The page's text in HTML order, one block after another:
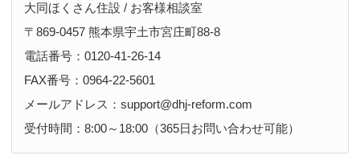
大同ほくさん住設 / お客様相談室
〒869-0457 熊本県宇土市宮庄町88-8
電話番号： 0120-41-26-14
FAX番号：0964-22-5601
メールアドレス：support@dhj-reform.com
受付時間：8:00～18:00（365日お問い合わせ可能）